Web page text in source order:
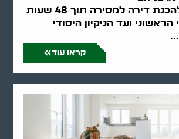
מדריך מקיף להכנת דירה למסירה תוך 48 שעות
ועד הניקיון היסודי
קראו עוד